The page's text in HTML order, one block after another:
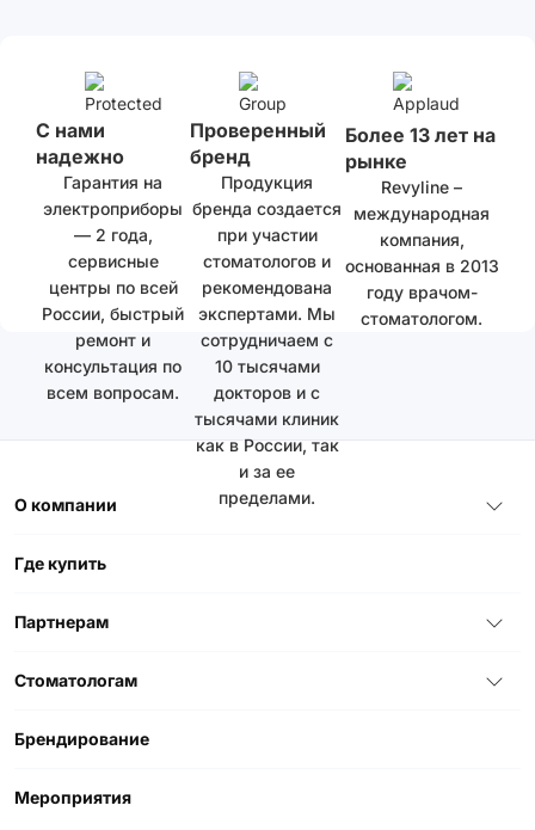
С нами
надежно
Гарантия на
электроприборы
— 2 года,
сервисные
центры по всей
России, быстрый
ремонт и
консультация по
всем вопросам.
Проверенный
бренд
Продукция
бренда создается
при участии
стоматологов и
рекомендована
экспертами. Мы
сотрудничаем с
10 тысячами
докторов и с
тысячами клиник
как в России, так
и за ее
пределами.
Более 13 лет на
рынке
Revyline –
международная
компания,
основанная в 2013
году врачом-
стоматологом.
О компании
Где купить
Партнерам
Стоматологам
Брендирование
Мероприятия